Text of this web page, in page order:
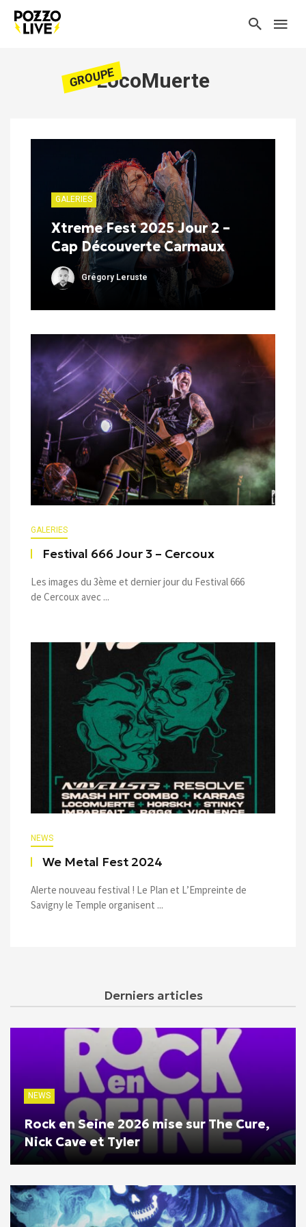
GROUPELocoMuerte
GALERIES
Xtreme Fest 2025 Jour 2 –
Cap Découverte Carmaux
Grégory Leruste
GALERIES
Festival 666 Jour 3 – Cercoux
Les images du 3ème et dernier jour du Festival 666
de Cercoux avec ...
NEWS
We Metal Fest 2024
Alerte nouveau festival ! Le Plan et L’Empreinte de
Savigny le Temple organisent ...
Derniers articles
NEWS
Rock en Seine 2026 mise sur The Cure,
Nick Cave et Tyler